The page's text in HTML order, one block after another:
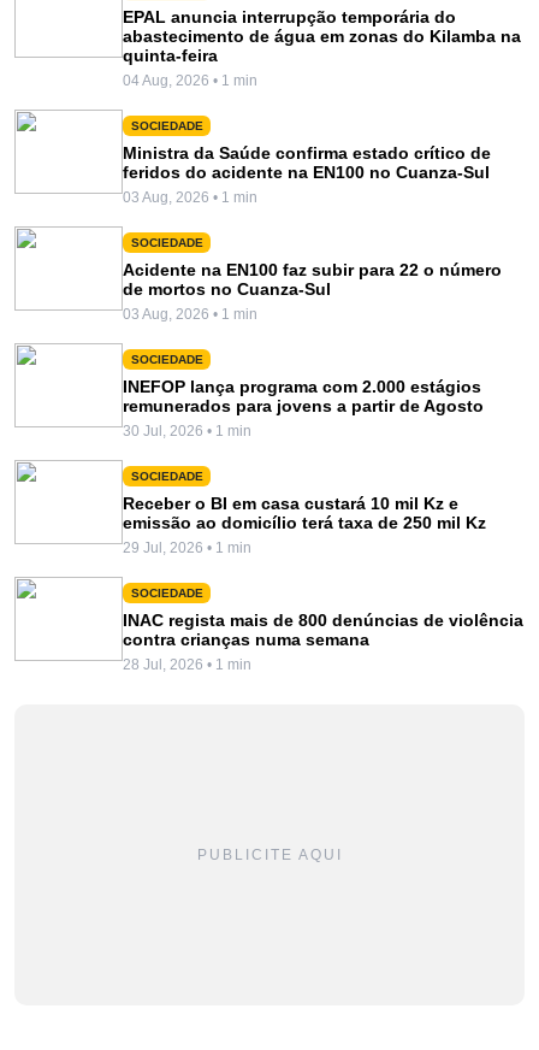
EPAL anuncia interrupção temporária do
abastecimento de água em zonas do Kilamba na
quinta-feira
04 Aug, 2026 • 1 min
SOCIEDADE
Ministra da Saúde confirma estado crítico de
feridos do acidente na EN100 no Cuanza-Sul
03 Aug, 2026 • 1 min
SOCIEDADE
Acidente na EN100 faz subir para 22 o número
de mortos no Cuanza-Sul
03 Aug, 2026 • 1 min
SOCIEDADE
INEFOP lança programa com 2.000 estágios
remunerados para jovens a partir de Agosto
30 Jul, 2026 • 1 min
SOCIEDADE
Receber o BI em casa custará 10 mil Kz e
emissão ao domicílio terá taxa de 250 mil Kz
29 Jul, 2026 • 1 min
SOCIEDADE
INAC regista mais de 800 denúncias de violência
contra crianças numa semana
28 Jul, 2026 • 1 min
PUBLICITE AQUI